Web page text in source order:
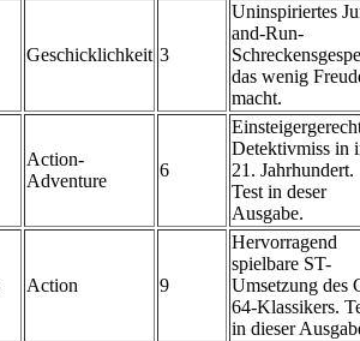
Geschicklichkeit 3
Uninspiriertes
and-Run-
das wenig
macht.
Action-
Adventure
6
Detektivmiss in
21. Jahrhundert.
Test in deser
Ausgabe.
Action 9
Hervorragend
spielbare ST-
Umsetzung des
64-Klassikers.
in dieser